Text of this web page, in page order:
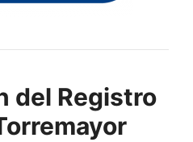
del Registro